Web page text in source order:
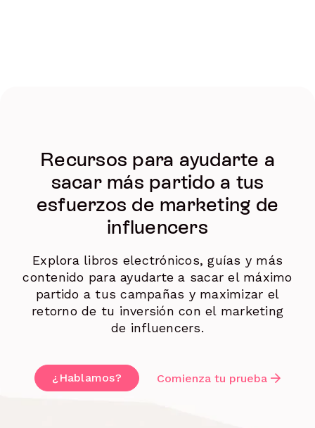
Recursos para ayudarte a
sacar más partido a tus
esfuerzos de marketing de
influencers
Explora libros electrónicos, guías y más
contenido para ayudarte a sacar el máximo
partido a tus campañas y maximizar el
retorno de tu inversión con el marketing
de influencers.
¿Hablamos? Comienza tu prueba